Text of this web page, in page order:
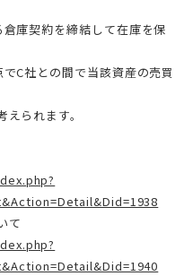
庫契約を締結して在庫を保
C社との間で当該資産の売買
られます。
て